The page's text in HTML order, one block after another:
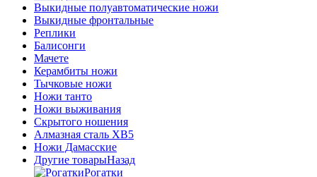
Выкидные полуавтоматические ножи
Выкидные фронтальные
Реплики
Балисонги
Мачете
Керамбиты ножи
Тычковые ножи
Ножи танто
Ножи выживания
Скрытого ношения
Алмазная сталь ХВ5
Ножи Дамасские
Другие товарыНазад
Рогатки